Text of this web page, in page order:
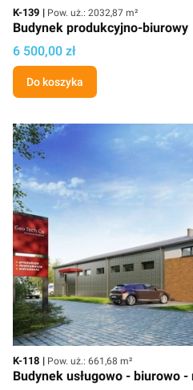
Kod
K-139 Powierzchnia użytkowa
Pow. uż.: 2032,87 m²
Budynek produkcyjno-biurowy
Cena projektu
6 500,00 zł
Do koszyka
Kod
K-118 Powierzchnia użytkowa
Pow. uż.: 661,68 m²
Budynek usługowo - biurowo